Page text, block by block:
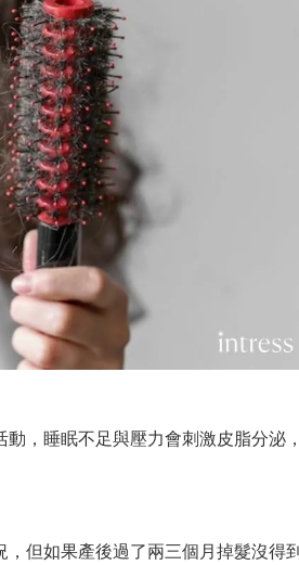
，睡眠不足與壓力會刺激皮脂分泌
但如果產後過了兩三個月掉髮沒得